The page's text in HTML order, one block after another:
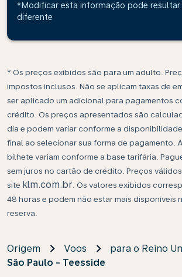
*Modificar esta informação pode resultar
diferente
* Os preços exibidos são para um adulto.
impostos inclusos. Não se aplicam taxas de
ser aplicado um adicional para pagamentos
crédito. Os preços apresentados são
dia e podem variar conforme a
final ao selecionar sua forma de pagamento.
bilhete variam conforme a base tarifária.
sem juros no cartão de crédito. Preços
site klm.com.br . Os valores exibidos
48 horas e podem não estar mais disponíveis
reserva.
Origem Voos
para o Reino
São Paulo - Teesside